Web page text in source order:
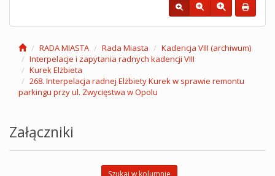
RADA MIASTA Rada Miasta
Kadencja VIII (archiwum)
Interpelacje i zapytania radnych kadencji VIII
Kurek Elżbieta
268. Interpelacja radnej Elżbiety Kurek w sprawie remontu
parkingu przy ul. Zwycięstwa w Opolu
Załączniki
Szukaj w kolumnie